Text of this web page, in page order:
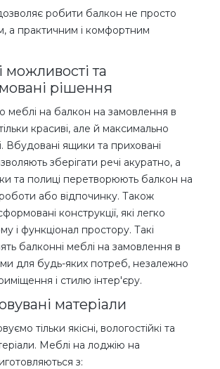
робити балкон не просто
а практичним і комфортним
можливості та
рішення
меблі на балкон на замовлення в
красиві, але й максимально
Вбудовані ящики та приховані
зберігати речі акуратно, а
та полиці перетворюють балкон на
роботи або відпочинку. Також
конструкції, які легко
і функціонал простору. Такі
балконні меблі на замовлення в
для будь-яких потреб, незалежно
і стилю інтер'єру.
матеріали
тільки якісні, вологостійкі та
Меблі на лоджію на
з: